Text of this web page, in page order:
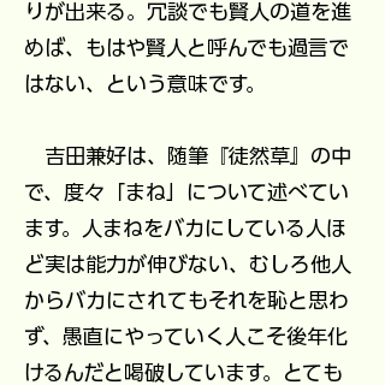
りが出来る。冗談でも賢人の道を進
めば、もはや賢人と呼んでも過言で
はない、という意味です。
吉田兼好は、随筆『徒然草』の中
で、度々「まね」について述べてい
ます。人まねをバカにしている人ほ
ど実は能力が伸びない、むしろ他人
からバカにされてもそれを恥と思わ
ず、愚直にやっていく人こそ後年化
けるんだと喝破しています。
とても